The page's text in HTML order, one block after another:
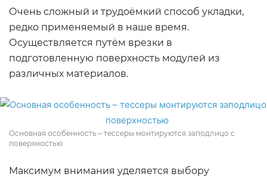
Очень сложный и трудоёмкий способ укладки,
редко применяемый в наше время.
Осуществляется путём врезки в
подготовленную поверхность модулей из
различных материалов.
Основная особенность – тессеры монтируются заподлицо с
поверхностью
Максимум внимания уделяется выбору